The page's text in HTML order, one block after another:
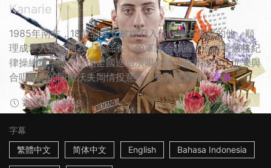
Kanarie
1985年南非，18歲的尤安被徵召入伍，擁有美聲的他，順
理成章入選被稱為「金絲雀」的軍隊合唱團。在接受嚴格紀
律操練後，他們展開全國巡迴演唱之旅。在旅途中，尤安與
合唱團中的同僚沃夫岡情投意合，令尤安開始... 更多
2h3m南非2018
字幕
繁體中文
简体中文 English Bahasa Indonesia